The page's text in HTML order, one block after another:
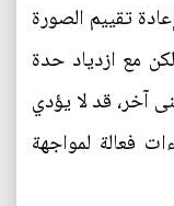
تقييم الصورة
مع ازدياد حدة
آخر، قد لا يؤدي
فعالة لمواجهة